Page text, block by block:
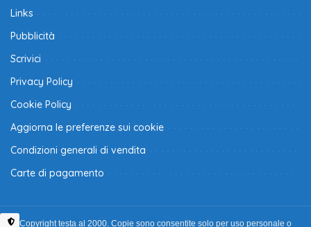
Links
Pubblicità
Scrivici
Privacy Policy
Cookie Policy
Aggiorna le preferenze sui cookie
Condizioni generali di vendita
Carte di pagamento
Copyright testa al 2000. Copie sono consentite solo per uso personale o